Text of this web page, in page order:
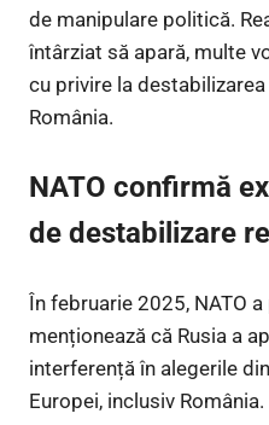
de manipulare politică.
întârziat să apară, multe
cu privire la
România.
NATO confirmă
de destabilizare
În februarie 2025, NATO
menționează că Rusia a
interferență în alegerile
Europei, inclusiv